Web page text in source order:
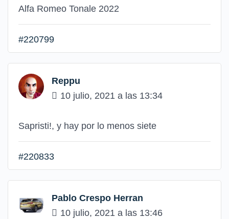
Alfa Romeo Tonale 2022
#220799
Reppu
10 julio, 2021 a las 13:34
Sapristi!, y hay por lo menos siete
#220833
Pablo Crespo Herran
10 julio, 2021 a las 13:46